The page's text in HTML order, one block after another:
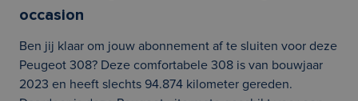
occasion
Ben jij klaar om jouw abonnement af te sluiten voor deze
Peugeot 308? Deze comfortabele 308 is van bouwjaar
2023 en heeft slechts 94.874 kilometer gereden.